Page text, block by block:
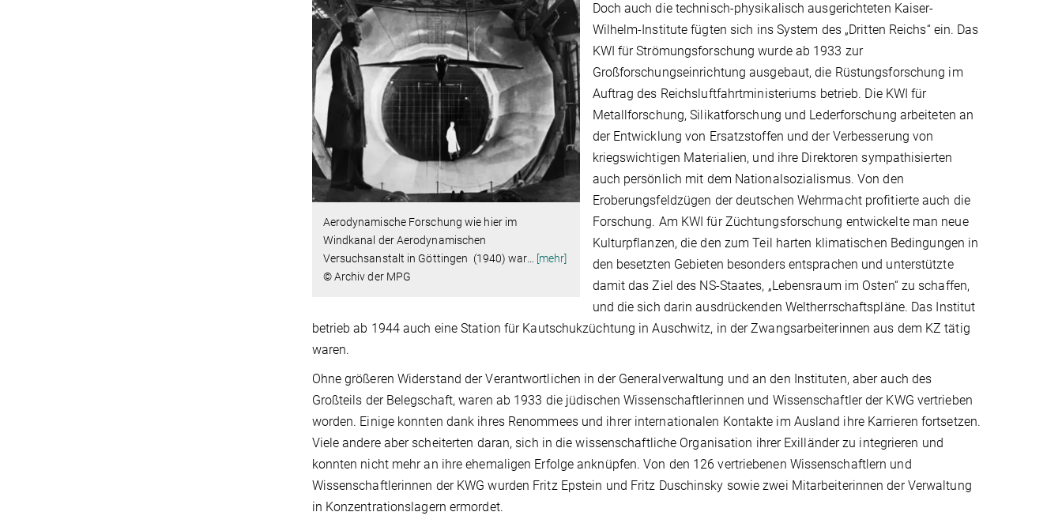
Aerodynamische Forschung wie hier im
Windkanal der Aerodynamischen
Versuchsanstalt in Göttingen (1940) war… [mehr]
© Archiv der MPG
Doch auch die technisch-physikalisch ausgerichteten Kaiser-
Wilhelm-Institute fügten sich ins System des „Dritten Reichs“ ein. Das
KWI für Strömungsforschung wurde ab 1933 zur
Großforschungseinrichtung ausgebaut, die Rüstungsforschung im
Auftrag des Reichsluftfahrtministeriums betrieb. Die KWI für
Metallforschung, Silikatforschung und Lederforschung arbeiteten an
der Entwicklung von Ersatzstoffen und der Verbesserung von
kriegswichtigen Materialien, und ihre Direktoren sympathisierten
auch persönlich mit dem Nationalsozialismus. Von den
Eroberungsfeldzügen der deutschen Wehrmacht profitierte auch die
Forschung. Am KWI für Züchtungsforschung entwickelte man neue
Kulturpflanzen, die den zum Teil harten klimatischen Bedingungen in
den besetzten Gebieten besonders entsprachen und unterstützte
damit das Ziel des NS-Staates, „Lebensraum im Osten“ zu schaffen,
und die sich darin ausdrückenden Weltherrschaftspläne. Das Institut
betrieb ab 1944 auch eine Station für Kautschukzüchtung in Auschwitz, in der Zwangsarbeiterinnen aus dem KZ tätig
waren.
Ohne größeren Widerstand der Verantwortlichen in der Generalverwaltung und an den Instituten, aber auch des
Großteils der Belegschaft, waren ab 1933 die jüdischen Wissenschaftlerinnen und Wissenschaftler der KWG vertrieben
worden. Einige konnten dank ihres Renommees und ihrer internationalen Kontakte im Ausland ihre Karrieren fortsetzen.
Viele andere aber scheiterten daran, sich in die wissenschaftliche Organisation ihrer Exilländer zu integrieren und
konnten nicht mehr an ihre ehemaligen Erfolge anknüpfen. Von den 126 vertriebenen Wissenschaftlern und
Wissenschaftlerinnen der KWG wurden Fritz Epstein und Fritz Duschinsky sowie zwei Mitarbeiterinnen der Verwaltung
in Konzentrationslagern ermordet.